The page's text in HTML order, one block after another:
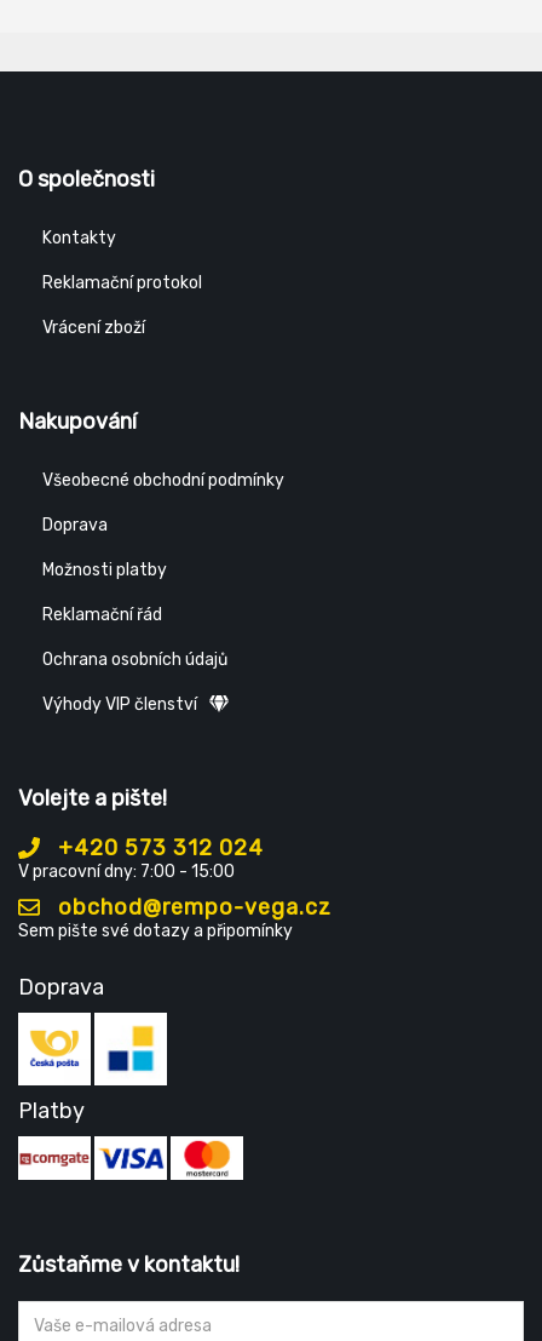
O společnosti
Kontakty
Reklamační protokol
Vrácení zboží
Nakupování
Všeobecné obchodní podmínky
Doprava
Možnosti platby
Reklamační řád
Ochrana osobních údajů
Výhody VIP členství
Volejte a pište!
+420 573 312 024
V pracovní dny: 7:00 - 15:00
obchod@rempo-vega.cz
Sem pište své dotazy a připomínky
Doprava
Platby
Zůstaňme v kontaktu!